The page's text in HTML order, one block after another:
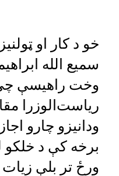
خو د کار او
سمیع ‌الله
وخت راهیسې
ریاست‌الوزرا
ودانیزو چارو
برخه کې د خلکو
ورځ تر بلې